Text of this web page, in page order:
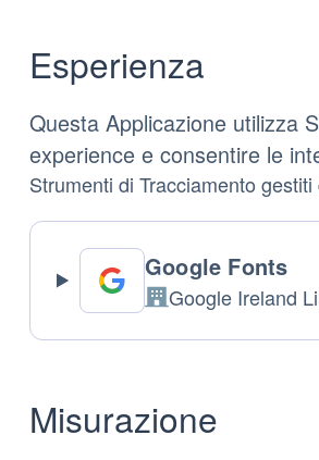
Esperienza
Questa Applicazione utilizza
experience e consentire le
Strumenti di Tracciamento
Google Fonts
Azienda:
Google Ireland
Misurazione